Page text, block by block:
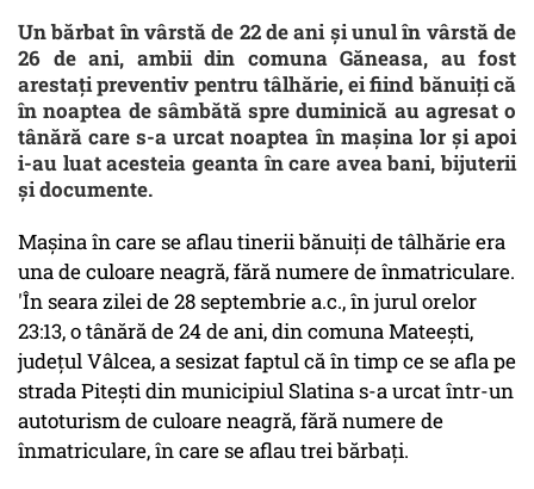
Un bărbat în vârstă de 22 de ani şi unul în vârstă de
26 de ani, ambii din comuna Găneasa, au fost
arestaţi preventiv pentru tâlhărie, ei fiind bănuiţi că
în noaptea de sâmbătă spre duminică au agresat o
tânără care s-a urcat noaptea în maşina lor şi apoi
i-au luat acesteia geanta în care avea bani, bijuterii
şi documente.
Maşina în care se aflau tinerii bănuiţi de tâlhărie era
una de culoare neagră, fără numere de înmatriculare.
'În seara zilei de 28 septembrie a.c., în jurul orelor
23:13, o tânără de 24 de ani, din comuna Mateeşti,
judeţul Vâlcea, a sesizat faptul că în timp ce se afla pe
strada Piteşti din municipiul Slatina s-a urcat într-un
autoturism de culoare neagră, fără numere de
înmatriculare, în care se aflau trei bărbaţi.